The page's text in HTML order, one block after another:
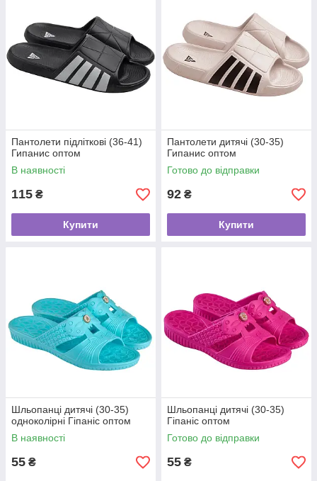
Пантолети підліткові (36-41)
Гипанис оптом
В наявності
115 ₴
Купити
Пантолети дитячі (30-35)
Гипанис оптом
Готово до відправки
92 ₴
Купити
Шльопанці дитячі (30-35)
одноколірні Гіпаніс оптом
В наявності
55 ₴
Шльопанці дитячі (30-35)
Гіпаніс оптом
Готово до відправки
55 ₴